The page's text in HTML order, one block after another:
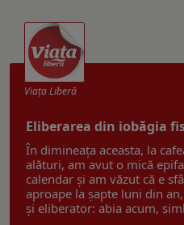
Viaţa Liberă
Eliberarea din iobăgia
În dimineața aceasta, la
alături, am avut o mică
calendar și am văzut că e
aproape la șapte luni din
și eliberator: abia acum,